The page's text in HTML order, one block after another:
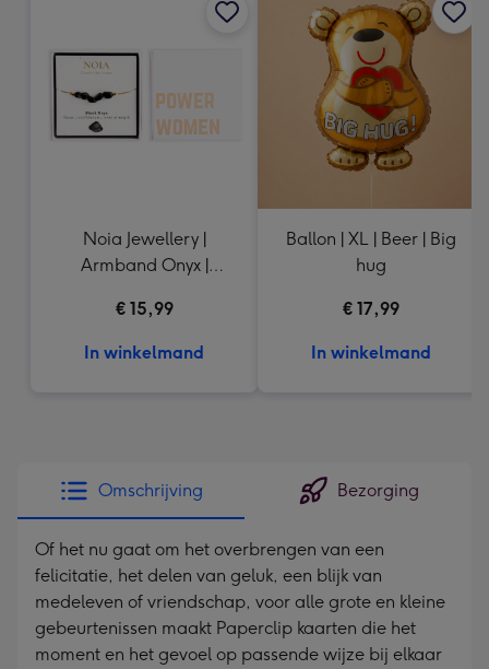
240
mm
Noia Jewellery |
Armband Onyx |
€ 15,99
In winkelmand
Ballon | XL | Beer | Big
hug
€ 17,99
In winkelmand
Omschrijving Bezorging
Of het nu gaat om het overbrengen van een
felicitatie, het delen van geluk, een blijk van
medeleven of vriendschap, voor alle grote en kleine
gebeurtenissen maakt Paperclip kaarten die het
moment en het gevoel op passende wijze bij elkaar